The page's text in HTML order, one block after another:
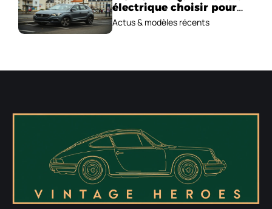
électrique choisir pour
2026 ?
Actus & modèles récents